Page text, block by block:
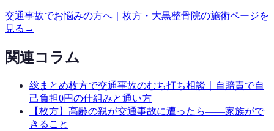
交通事故でお悩みの方へ｜枚方・大黒整骨院の施術ページを
見る →
関連コラム
総まとめ枚方で交通事故のむち打ち相談｜自賠責で自
己負担0円の仕組みと通い方
【枚方】高齢の親が交通事故に遭ったら——家族がで
きること